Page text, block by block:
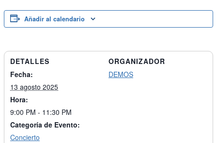
Añadir al calendario
DETALLES
Fecha:
13 agosto 2025
Hora:
9:00 PM - 11:30 PM
Categoría de Evento:
Concierto
ORGANIZADOR
DEMOS